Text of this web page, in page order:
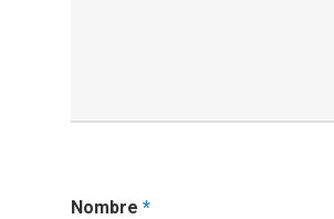
Nombre *